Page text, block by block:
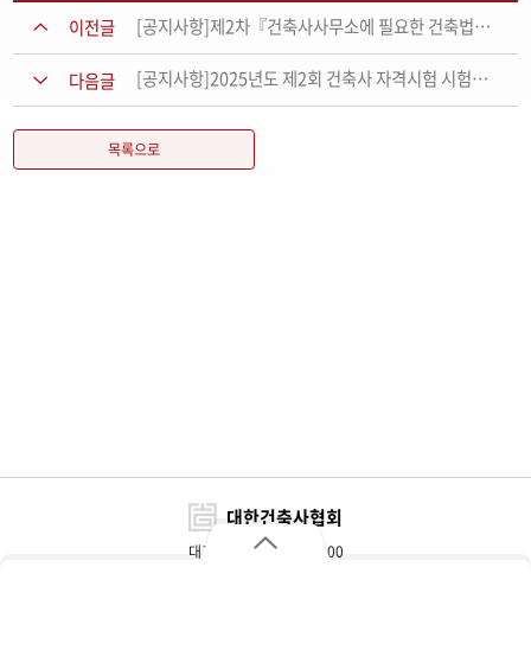
이전글 [공지사항]제2차『건축사사무소에 필요한 건축법규교육2』 교육대상자 공고
다음글 [공지사항]2025년도 제2회 건축사 자격시험 시험장소 공고
목록으로
대한건축사협회
대표전화 : 02-3415-6800